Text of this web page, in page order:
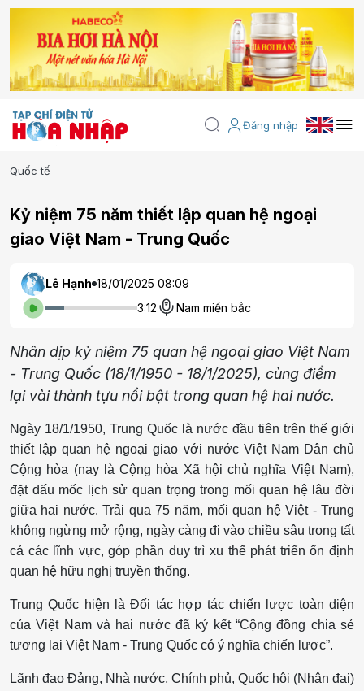
Đăng nhập
Quốc tế
Kỷ niệm 75 năm thiết lập quan hệ ngoại
giao Việt Nam - Trung Quốc
Lê Hạnh 18/01/2025 08:09
3:12
Nam miền bắc
Nhân dịp kỷ niệm 75 quan hệ ngoại giao Việt Nam
- Trung Quốc (18/1/1950 - 18/1/2025), cùng điểm
lại vài thành tựu nổi bật trong quan hệ hai nước.
Ngày 18/1/1950, Trung Quốc là nước đầu tiên trên thế giới
thiết lập quan hệ ngoại giao với nước Việt Nam Dân chủ
Cộng hòa (nay là Cộng hòa Xã hội chủ nghĩa Việt Nam),
đặt dấu mốc lịch sử quan trọng trong mối quan hệ lâu đời
giữa hai nước. Trải qua 75 năm, mối quan hệ Việt - Trung
không ngừng mở rộng, ngày càng đi vào chiều sâu trong tất
cả các lĩnh vực, góp phần duy trì xu thế phát triển ổn định
quan hệ hữu nghị truyền thống.
Trung Quốc hiện là Đối tác hợp tác chiến lược toàn diện
của Việt Nam và hai nước đã ký kết “Cộng đồng chia sẻ
tương lai Việt Nam - Trung Quốc có ý nghĩa chiến lược”.
Lãnh đạo Đảng, Nhà nước, Chính phủ, Quốc hội (Nhân đại)